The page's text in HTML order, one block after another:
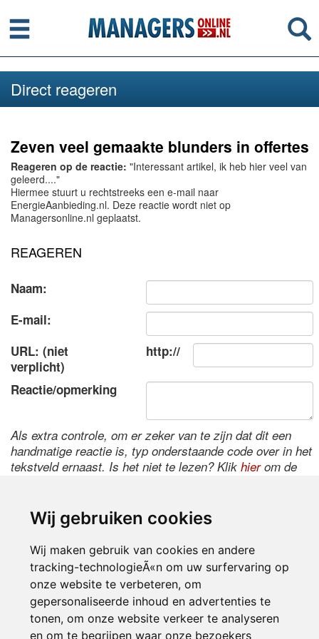
Wij gebruiken cookies
Wij maken gebruik van cookies en andere
tracking-technologieÃ«n om uw surfervaring op
onze website te verbeteren, om
gepersonaliseerde inhoud en advertenties te
tonen, om onze website verkeer te analyseren
en om te begrijpen waar onze bezoekers
Menu
Direct reageren
Zeven veel gemaakte blunders in offertes
Reageren op de reactie: "Interessant artikel, ik heb hier veel van
geleerd...."
Hiermee stuurt u rechtstreeks een e-mail naar
EnergieAanbieding.nl. Deze reactie wordt niet op
Managersonline.nl geplaatst.
REAGEREN
Naam:
E-mail:
URL: (niet
verplicht)
http://
Reactie/opmerking
Als extra controle, om er zeker van te zijn dat dit een
handmatige reactie is, typ onderstaande code over in het
tekstveld ernaast. Is het niet te lezen? Klik hierom de